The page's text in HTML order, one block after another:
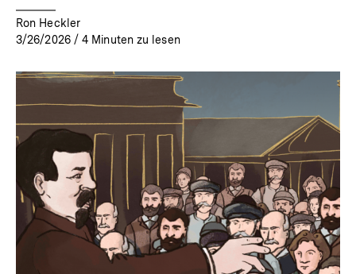
Ron Heckler
3/26/2026 / 4 Minuten zu lesen